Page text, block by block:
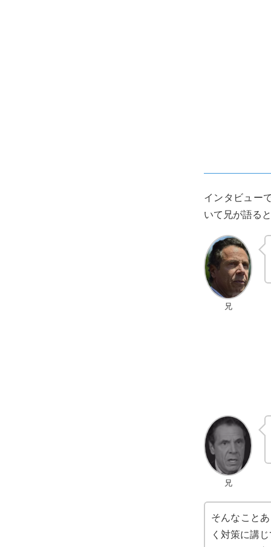
インタビュー
いて兄が語る
兄
兄
そんなこと
く対策に講